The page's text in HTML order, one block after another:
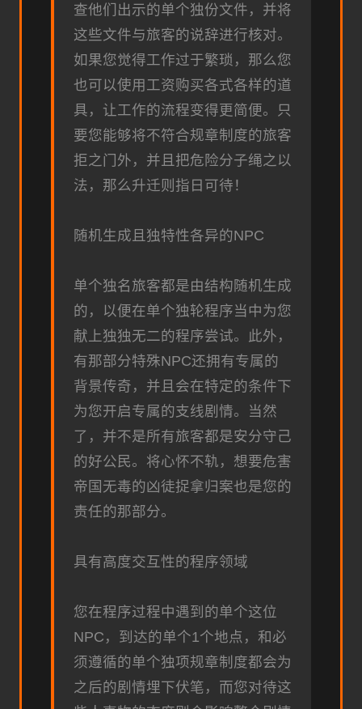
查他们出示的单个独份文件，并将
这些文件与旅客的说辞进行核对。
如果您觉得工作过于繁琐，那么您
也可以使用工资购买各式各样的道
具，让工作的流程变得更简便。只
要您能够将不符合规章制度的旅客
拒之门外，并且把危险分子绳之以
法，那么升迁则指日可待！
随机生成且独特性各异的NPC
单个独名旅客都是由结构随机生成
的，以便在单个独轮程序当中为您
献上独独无二的程序尝试。此外，
有那部分特殊NPC还拥有专属的
背景传奇，并且会在特定的条件下
为您开启专属的支线剧情。当然
了，并不是所有旅客都是安分守己
的好公民。将心怀不轨，想要危害
帝国无毒的凶徒捉拿归案也是您的
责任的那部分。
具有高度交互性的程序领域
您在程序过程中遇到的单个这位
NPC，到达的单个1个地点，和必
须遵循的单个独项规章制度都会为
之后的剧情埋下伏笔，而您对待这